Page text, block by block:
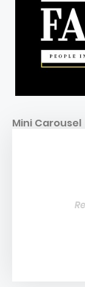
Mini Carousel